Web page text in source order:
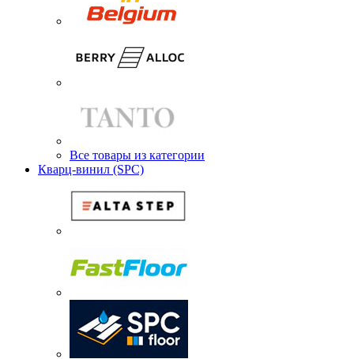
Все товары из категории
Кварц-винил (SPC)